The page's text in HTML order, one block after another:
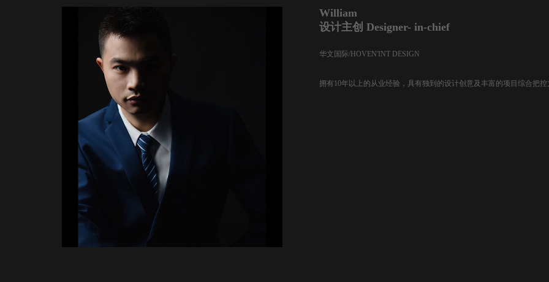
William
设计主创 Designer- in-chief
华文国际/HOVEN'INT DESIGN
拥有10年以上的从业经验，具有独到的设计创意及丰富的项目综合把控